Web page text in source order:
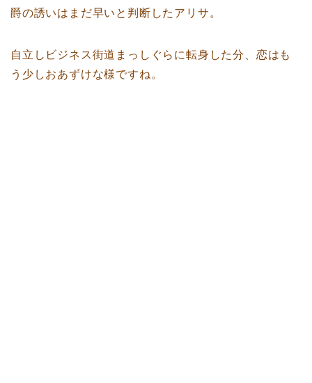
爵の誘いはまだ早いと判断したアリサ。
自立しビジネス街道まっしぐらに転身した分、恋はも
う少しおあずけな様ですね。